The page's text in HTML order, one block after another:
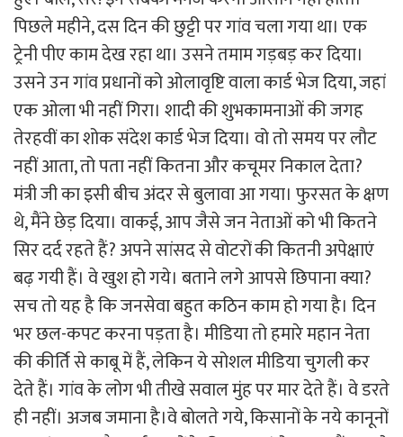
पिछले महीने, दस दिन की छुट्टी पर गांव चला गया था। एक
ट्रेनी पीए काम देख रहा था। उसने तमाम गड़बड़ कर दिया।
उसने उन गांव प्रधानों को ओलावृष्टि वाला कार्ड भेज दिया, जहां
एक ओला भी नहीं गिरा। शादी की शुभकामनाओं की जगह
तेरहवीं का शोक संदेश कार्ड भेज दिया। वो तो समय पर लौट
नहीं आता, तो पता नहीं कितना और कचूमर निकाल देता?
मंत्री जी का इसी बीच अंदर से बुलावा आ गया। फुरसत के क्षण
थे, मैंने छेड़ दिया। वाकई, आप जैसे जन नेताओं को भी कितने
सिर दर्द रहते हैं? अपने सांसद से वोटरों की कितनी अपेक्षाएं
बढ़ गयी हैं। वे खुश हो गये। बताने लगे आपसे छिपाना क्या?
सच तो यह है कि जनसेवा बहुत कठिन काम हो गया है। दिन
भर छल-कपट करना पड़ता है। मीडिया तो हमारे महान नेता
की कीर्ति से काबू में हैं, लेकिन ये सोशल मीडिया चुगली कर
देते हैं। गांव के लोग भी तीखे सवाल मुंह पर मार देते हैं। वे डरते
ही नहीं। अजब जमाना है।वे बोलते गये, किसानों के नये कानूनों